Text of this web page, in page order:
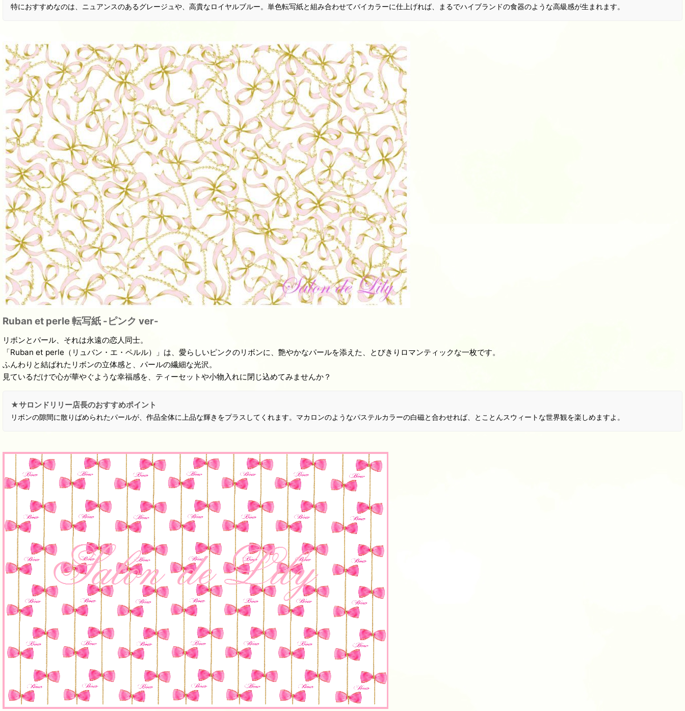
特におすすめなのは、ニュアンスのあるグレージュや、高貴なロイヤルブルー。単色転写紙と組み合わせてバイカラーに仕上げれば、まるでハイブランドの食器のような高級感が生まれます。
Ruban et perle 転写紙 -ピンク ver-
リボンとパール、それは永遠の恋人同士。
「Ruban et perle（リュバン・エ・ペルル）」は、愛らしいピンクのリボンに、艶やかなパールを添えた、とびきりロマンティックな一枚です。
ふんわりと結ばれたリボンの立体感と、パールの繊細な光沢。
見ているだけで心が華やぐような幸福感を、ティーセットや小物入れに閉じ込めてみませんか？
★サロンドリリー店長のおすすめポイント
リボンの隙間に散りばめられたパールが、作品全体に上品な輝きをプラスしてくれます。マカロンのようなパステルカラーの白磁と合わせれば、とことんスウィートな世界観を楽しめますよ。